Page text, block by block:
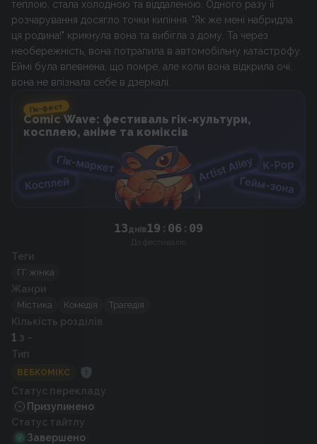
теплою, стала холодною та віддаленою. Одного разу її
розчарування досягло точки кипіння. "Як же мені набридла
ця родина!" крикнула вона та вибігла з дому. Та через
необережність, вона потрапила в автомобільну катастрофу.
Еймі була впевнена, що помре, але коли вона відкрила очі,
вона не впізнала себе в дзеркалі.
Гік-фест
Comic Wave: фестиваль гік-культури,
косплею, аніме та коміксів
13днів 19 : 06 : 08
До фестивалю
Теги
ГГ жінка
Жанри
Містика Комедія Трагедія
Кількість розділів
1 з -
Тип
ВЕБКОМІКС
Статус перекладу
Призупинено
Статус тайтлу
Завершено